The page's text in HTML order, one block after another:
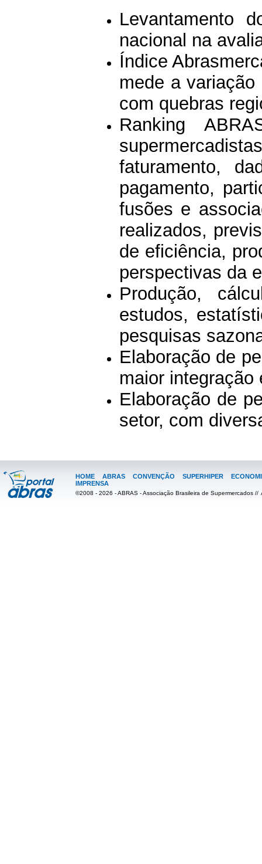
Levantamento
nacional na
Índice
mede a
com quebras
Ranking
faturamento,
pagamento,
fusões e
realizados,
de eficiência,
perspectivas da
Produção,
estudos,
pesquisas
Elaboração de
maior integração
Elaboração de
setor, com
HOME ABRAS CONVENÇÃO SUPERHIPER
IMPRENSA
©2008 - 2026 - ABRAS - Associação Brasileira de Supermercados //